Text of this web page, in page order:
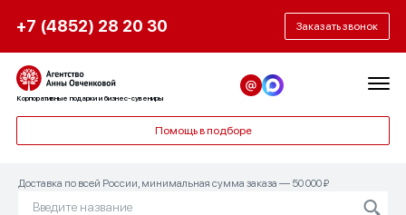
+7 (4852) 28 20 30 Заказать звонок
Корпоративные подарки и бизнес-сувениры
Помощь в подборе
Доставка по всей России, минимальная сумма заказа — 50 000 ₽